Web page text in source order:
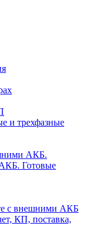
и трехфазные
АКБ.
Готовые
с внешними АКБ
КП, поставка,